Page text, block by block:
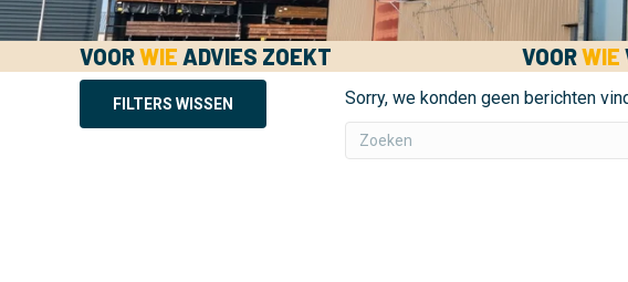
VOORWIE ADVIES ZOEKT VOORWIE
FILTERS WISSEN Sorry, we konden geen berichten